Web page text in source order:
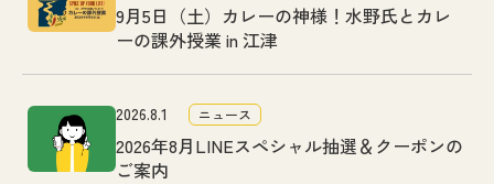
9月5日（土）カレーの神様！水野氏とカレ
ーの課外授業 in 江津
2026.8.1 ニュース
2026年8月LINEスペシャル抽選＆クーポンの
ご案内